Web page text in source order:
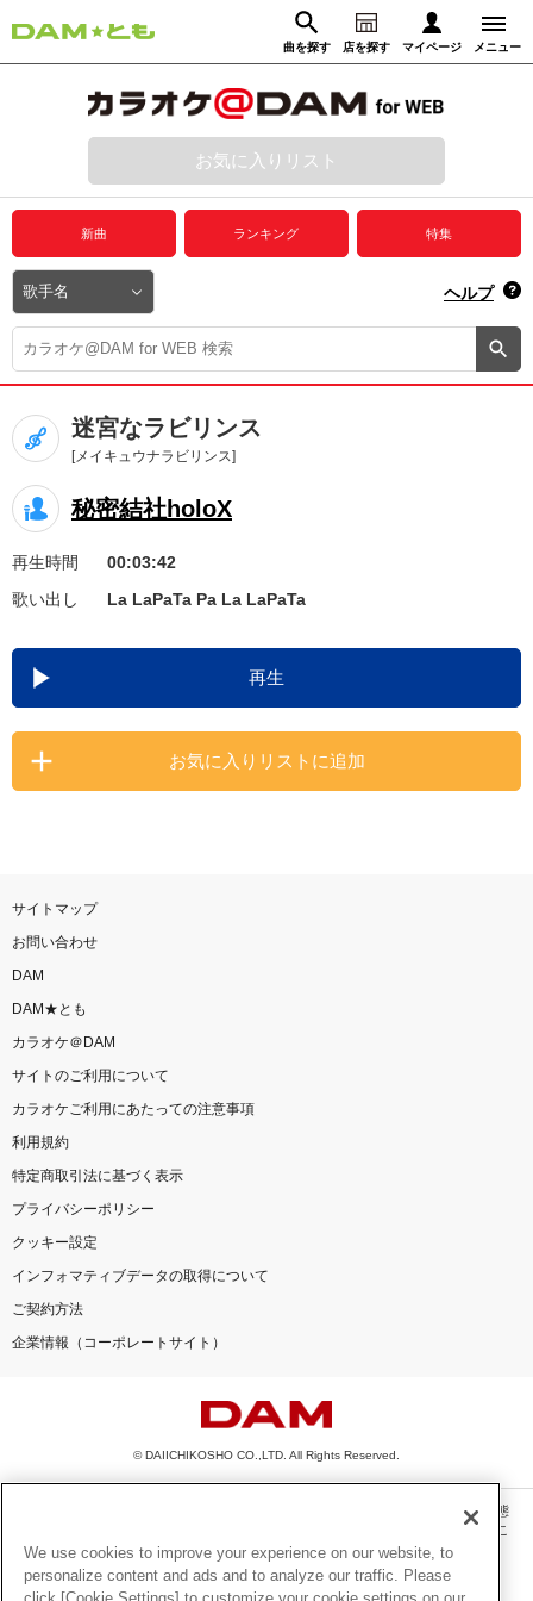
曲を探す 店を探す マイページ メニュー
動画からさがす 録音からさがす
ログイン
プレミアムサービス
DAM★とも動画
DAM★とも録音
カラオケ＠DAM
ユーザー検索
キャンペーン
お知らせ よくあるご質問
DAMの新曲・ランキングなど
カラオケ最新情報をチェック！
お気に入りリスト
新曲 ランキング 特集
ヘルプ
迷宮なラビリンス
[メイキュウナラビリンス]
秘密結社holoX
再生時間
00:03:42
歌い出し
La LaPaTa Pa La LaPaTa
再生
お気に入りリストに追加
サイトマップ
お問い合わせ
DAM
DAM★とも
カラオケ＠DAM
サイトのご利用について
カラオケご利用にあたっての注意事項
利用規約
特定商取引法に基づく表示
プライバシーポリシー
クッキー設定
インフォマティブデータの取得について
ご契約方法
企業情報（コーポレートサイト）
© DAIICHIKOSHO CO.,LTD. All Rights Reserved.
このサイトに掲載されている一切の文章・画像・写真・動画・音声等を、手段や形態
を問わず、著作権法の定める範囲を超えて無断で複製、転載、ファイル化などするこ
とを禁じます。
楽曲及びコンテンツは、機種によりご利用いただけない場合があります。
We use cookies to improve your experience on our website, to
personalize content and ads and to analyze our traffic. Please